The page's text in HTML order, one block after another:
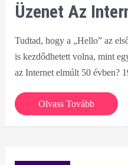
Üzenet Az
Tudtad, hogy a „Hello” az
is kezdődhetett volna, mint
az Internet elmúlt 50 évben?
Tudtad,
Olvass Tovább